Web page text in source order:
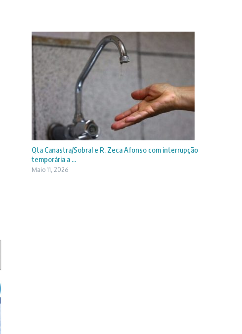
Qta Canastra/Sobral e R. Zeca Afonso com interrupção
temporária a ...
Maio 11, 2026